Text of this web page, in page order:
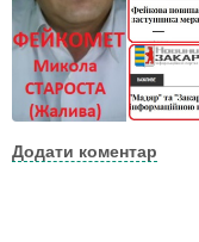
Додати коментар